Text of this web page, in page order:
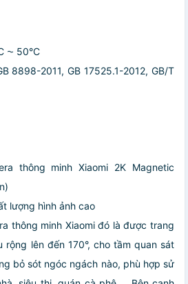
⁓ 50°C
8898-2011, GB 17525.1-2012, GB/T
thông minh Xiaomi 2K Magnetic
lượng hình ảnh cao
thông minh Xiaomi đó là được trang
rộng lên đến 170°, cho tầm quan sát
bỏ sót ngóc ngách nào, phù hợp sử